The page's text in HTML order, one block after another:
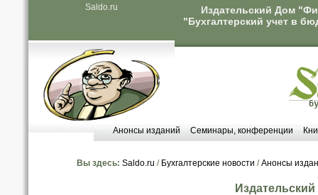
Saldo.ru
Издательский Дом
"Бухгалтерский учет в
Анонсы изданий Семинары, конференции
Вы здесь: Saldo.ru / Бухгалтерские новости /Анонсы